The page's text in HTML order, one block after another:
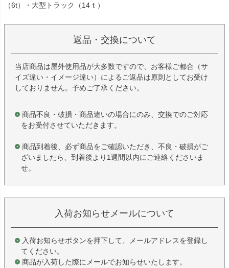
（6t）・大型トラック（14ｔ）
返品・交換について
当店商品は屋外使用品が大多数ですので、お客様ご都合（サ
イズ違い・イメージ違い）によるご返品は原則としてお受け
しておりません。予めご了承ください。
商品不良・破損・商品違いの場合にのみ、交換でのご対応
をお受付させていただきます。
商品到着後、必ず商品をご確認いただき、不良・破損がご
ざいましたら、到着後より1週間以内にご連絡くださいま
せ。
入荷お知らせメールについて
入荷お知らせボタンを押下して、メールアドレスを登録し
てください。
商品が入荷した際にメールでお知らせいたします。